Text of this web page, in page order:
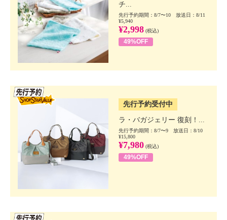
チ...
先行予約期間：8/7〜10 放送日：8/11
¥5,940
¥2,998 (税込)
49%OFF
先行予約受付中
ラ・バガジェリー 復刻！...
先行予約期間：8/7〜9 放送日：8/10
¥15,800
¥7,980 (税込)
49%OFF